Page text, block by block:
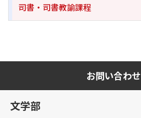
司書・司書教諭課程
お問い合わせ
文学部